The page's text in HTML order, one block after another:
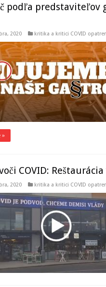
podľa predstaviteľov
2020 kritika a kritici COVID
»
COVID:
2020 kritika a kritici COVID